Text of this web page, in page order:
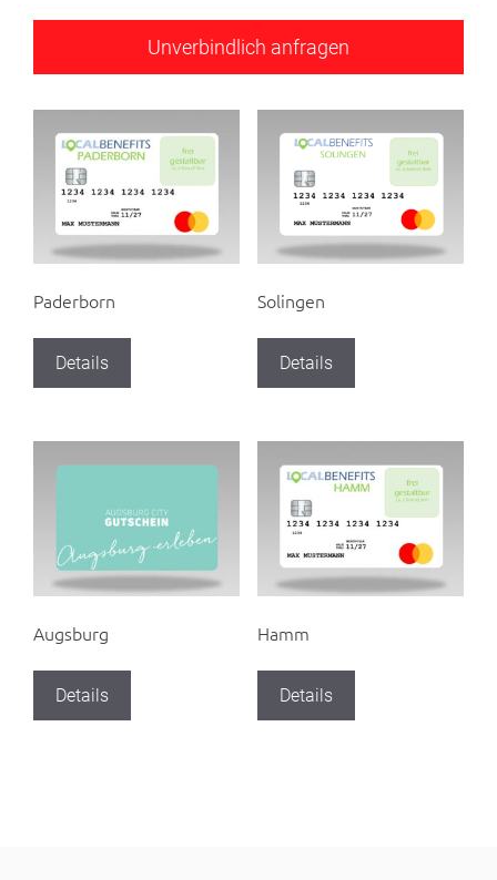
Paderborn
Details
Solingen
Details
Augsburg
Details
Hamm
Details